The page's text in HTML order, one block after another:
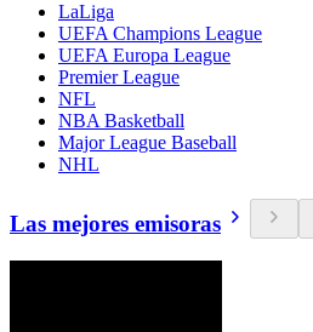
LaLiga
UEFA Champions League
UEFA Europa League
Premier League
NFL
NBA Basketball
Major League Baseball
NHL
Las mejores emisoras